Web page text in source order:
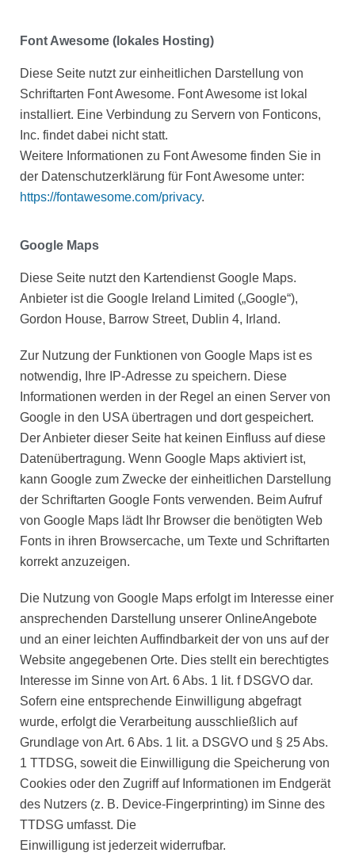
Font Awesome (lokales Hosting)
Diese Seite nutzt zur einheitlichen Darstellung von
Schriftarten Font Awesome. Font Awesome ist lokal
installiert. Eine Verbindung zu Servern von Fonticons,
Inc. findet dabei nicht statt.
Weitere Informationen zu Font Awesome finden Sie in
der Datenschutzerklärung für Font Awesome unter:
https://fontawesome.com/privacy.
Google Maps
Diese Seite nutzt den Kartendienst Google Maps.
Anbieter ist die Google Ireland Limited („Google“),
Gordon House, Barrow Street, Dublin 4, Irland.
Zur Nutzung der Funktionen von Google Maps ist es
notwendig, Ihre IP-Adresse zu speichern. Diese
Informationen werden in der Regel an einen Server von
Google in den USA übertragen und dort gespeichert.
Der Anbieter dieser Seite hat keinen Einfluss auf diese
Datenübertragung. Wenn Google Maps aktiviert ist,
kann Google zum Zwecke der einheitlichen Darstellung
der Schriftarten Google Fonts verwenden. Beim Aufruf
von Google Maps lädt Ihr Browser die benötigten Web
Fonts in ihren Browsercache, um Texte und Schriftarten
korrekt anzuzeigen.
Die Nutzung von Google Maps erfolgt im Interesse einer
ansprechenden Darstellung unserer OnlineAngebote
und an einer leichten Auffindbarkeit der von uns auf der
Website angegebenen Orte. Dies stellt ein berechtigtes
Interesse im Sinne von Art. 6 Abs. 1 lit. f DSGVO dar.
Sofern eine entsprechende Einwilligung abgefragt
wurde, erfolgt die Verarbeitung ausschließlich auf
Grundlage von Art. 6 Abs. 1 lit. a DSGVO und § 25 Abs.
1 TTDSG, soweit die Einwilligung die Speicherung von
Cookies oder den Zugriff auf Informationen im Endgerät
des Nutzers (z. B. Device-Fingerprinting) im Sinne des
TTDSG umfasst. Die
Einwilligung ist jederzeit widerrufbar.